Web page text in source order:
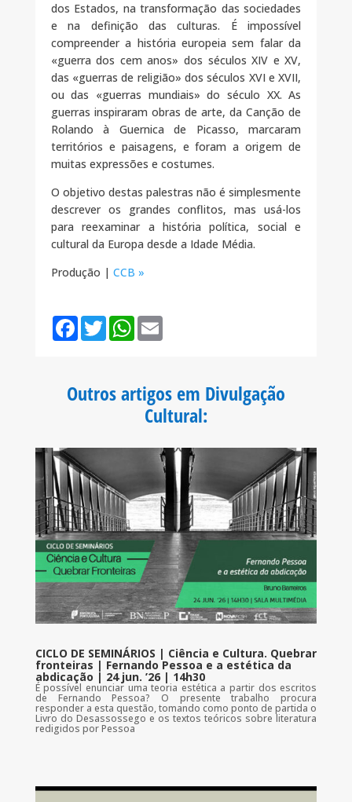
dos Estados, na transformação das sociedades
e na definição das culturas. É impossível
compreender a história europeia sem falar da
«guerra dos cem anos» dos séculos XIV e XV,
das «guerras de religião» dos séculos XVI e XVII,
ou das «guerras mundiais» do século XX. As
guerras inspiraram obras de arte, da Canção de
Rolando à Guernica de Picasso, marcaram
territórios e paisagens, e foram a origem de
muitas expressões e costumes.
O objetivo destas palestras não é simplesmente
descrever os grandes conflitos, mas usá-los
para reexaminar a história política, social e
cultural da Europa desde a Idade Média.
Produção | CCB »
F
o
T
w
r
W
A
p
E
Outros artigos em Divulgação
Cultural:
CICLO DE SEMINÁRIOS | Ciência e Cultura. Quebrar
fronteiras | Fernando Pessoa e a estética da
abdicação | 24 jun. ’26 | 14h30
É possível enunciar uma teoria estética a partir dos escritos
de Fernando Pessoa? O presente trabalho procura
responder a esta questão, tomando como ponto de partida o
Livro do Desassossego e os textos teóricos sobre literatura
redigidos por Pessoa